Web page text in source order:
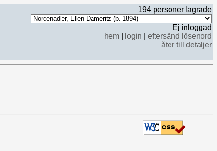
194 personer lagrade
Ej inloggad
hem
login
eftersänd lösenord
åter till detaljer